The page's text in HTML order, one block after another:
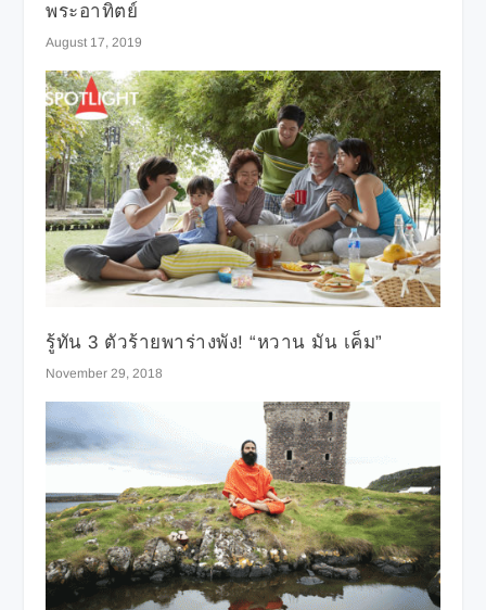
พระอาทิตย์
August 17, 2019
รู้ทัน 3 ตัวร้ายพาร่างพัง! “หวาน มัน เค็ม”
November 29, 2018